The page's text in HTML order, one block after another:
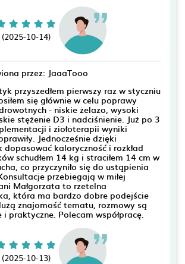
(2025-10-14)
przez: JaaaTooo
przyszedłem pierwszy raz w styczniu
się głównie w celu poprawy
- niskie żelazo, wysoki
stężenie D3 i nadciśnienie. Już po 3
i ziołoterapii wyniki
Jednocześnie dzięki
kaloryczność i rozkład
schudłem 14 kg i straciłem 14 cm w
co przyczyniło się do ustąpienia
przebiegają w miłej
Małgorzata to rzetelna
która ma bardzo dobre podejście
znajomość tematu, rozmowy są
praktyczne. Polecam współpracę.
(2025-10-13)